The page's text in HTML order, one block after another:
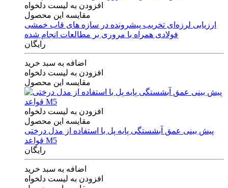
افزودن به لیست دلخواه
مقایسه این محصول
ارزیابی لرزه‌ای تخریب پیشرونده در سازه های قاب خمشی
فولادی همراه با مروری بر مطالعات انجام شده
رایگان
اضافه به سبد خرید
افزودن به لیست دلخواه
مقایسه این محصول
افزودن به لیست دلخواه
مقایسه این محصول
پیش بینی عمق آبشستگی پایه پل با استفاده از مدل درختی
قواعد M5
رایگان
اضافه به سبد خرید
افزودن به لیست دلخواه